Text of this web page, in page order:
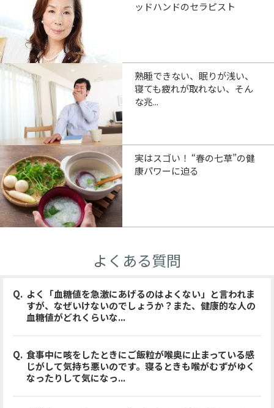
ッドハンドのセラピスト
熟睡できない、眠りが浅い、
寝ても疲れが取れない、そん
な兆...
実はスゴい！ “春の七草”の健
康パワーに迫る
よくある質問
よく「血糖値を急激にあげるのはよくない」と言われま
すが、なぜいけないのでしょうか？また、健康的な人の
血糖値がどれくらいな...
食事中に咳をしたときにご飯粒が喉奥に止まっている感
じがして気持ち悪いのです。寝るときも喉がむずがゆく
なったりして気になっ...